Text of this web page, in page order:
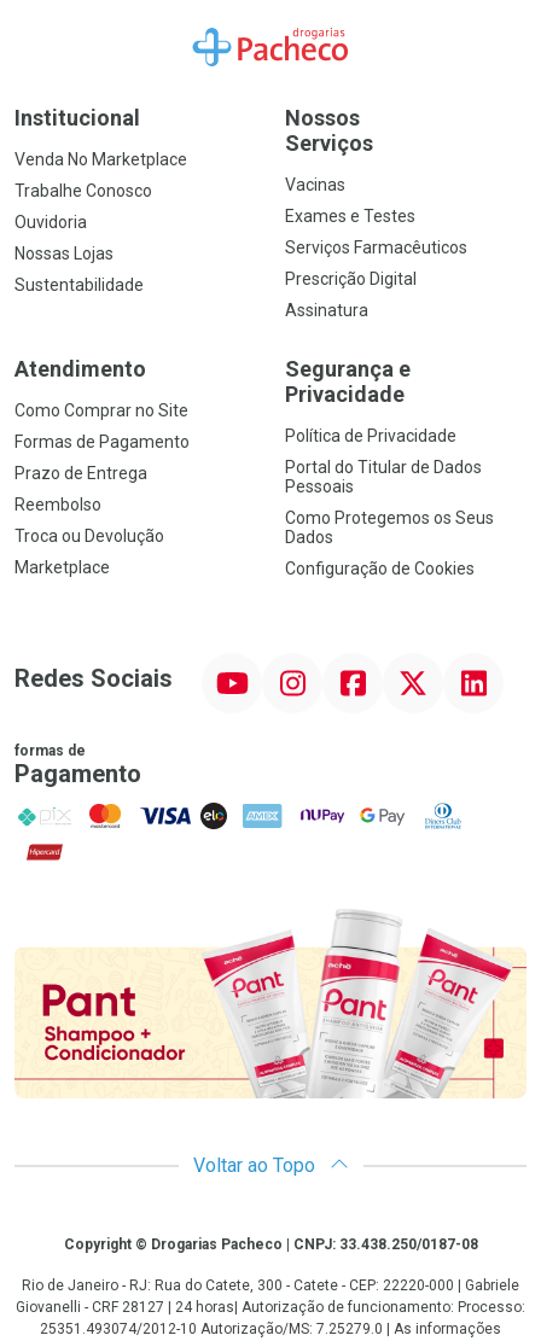
Ir para a Home
Institucional
Venda No Marketplace
Trabalhe Conosco
Ouvidoria
Nossas Lojas
Sustentabilidade
Nossos
Serviços
Vacinas
Exames e Testes
Serviços Farmacêuticos
Prescrição Digital
Assinatura
Atendimento
Como Comprar no Site
Formas de Pagamento
Prazo de Entrega
Reembolso
Troca ou Devolução
Marketplace
Segurança e
Privacidade
Política de Privacidade
Portal do Titular de Dados
Pessoais
Como Protegemos os Seus
Dados
Configuração de Cookies
Redes Sociais InstagramFacebook Linkedin
formas de
Pagamento
PIX MasterCard
VISA ELO AMEX NuPay Google PayDiners Club
Hipercard
Promoção em Destaque
Voltar ao Topo
CopyrightCopyright © Drogarias Pacheco | CNPJ: 33.438.250/0187-08
Rio de Janeiro - RJ: Rua do Catete, 300 - Catete - CEP: 22220-000 | Gabriele
Giovanelli - CRF 28127 | 24 horas| Autorização de funcionamento: Processo:
25351.493074/2012-10 Autorização/MS: 7.25279.0 | As informações